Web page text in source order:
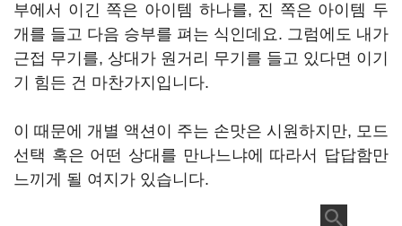
부에서 이긴 쪽은 아이템 하나를, 진 쪽은 아이템 두
개를 들고 다음 승부를 펴는 식인데요. 그럼에도 내가
근접 무기를, 상대가 원거리 무기를 들고 있다면 이기
기 힘든 건 마찬가지입니다.
이 때문에 개별 액션이 주는 손맛은 시원하지만, 모드
선택 혹은 어떤 상대를 만나느냐에 따라서 답답함만
느끼게 될 여지가 있습니다.